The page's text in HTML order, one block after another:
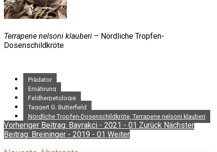
Terrapene nelsoni klauberi – Nördliche Tropfen-
Dosenschildkröte
Prädator
Ernährung
Feldherpetologie
Taggert G. Butterfield
Nördliche Tropfen-Dosenschildkröte, Terrapene nelsoni klauberi
Vorheriger Beitrag: Bayrakci - 2021 - 01 Zurück Nächster
Beitrag: Breininger - 2019 - 01 Weiter